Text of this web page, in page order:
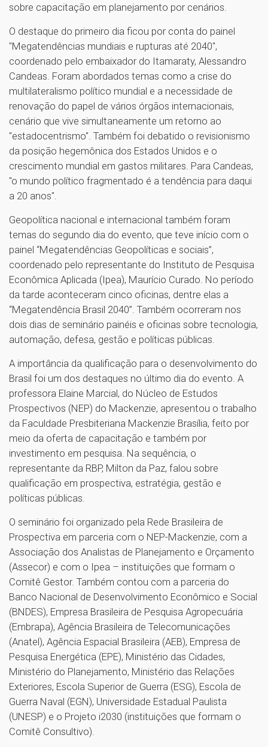
sobre capacitação em planejamento por cenários.
O destaque do primeiro dia ficou por conta do painel
"Megatendências mundiais e rupturas até 2040",
coordenado pelo embaixador do Itamaraty, Alessandro
Candeas. Foram abordados temas como a crise do
multilateralismo político mundial e a necessidade de
renovação do papel de vários órgãos internacionais,
cenário que vive simultaneamente um retorno ao
"estadocentrismo". Também foi debatido o revisionismo
da posição hegemônica dos Estados Unidos e o
crescimento mundial em gastos militares. Para Candeas,
"o mundo político fragmentado é a tendência para daqui
a 20 anos".
Geopolítica nacional e internacional também foram
temas do segundo dia do evento, que teve início com o
painel “Megatendências Geopolíticas e sociais”,
coordenado pelo representante do Instituto de Pesquisa
Econômica Aplicada (Ipea), Maurício Curado. No período
da tarde aconteceram cinco oficinas, dentre elas a
“Megatendência Brasil 2040”. Também ocorreram nos
dois dias de seminário painéis e oficinas sobre tecnologia,
automação, defesa, gestão e políticas públicas.
A importância da qualificação para o desenvolvimento do
Brasil foi um dos destaques no último dia do evento. A
professora Elaine Marcial, do Núcleo de Estudos
Prospectivos (NEP) do Mackenzie, apresentou o trabalho
da Faculdade Presbiteriana Mackenzie Brasília, feito por
meio da oferta de capacitação e também por
investimento em pesquisa. Na sequência, o
representante da RBP, Milton da Paz, falou sobre
qualificação em prospectiva, estratégia, gestão e
políticas públicas.
O seminário foi organizado pela Rede Brasileira de
Prospectiva em parceria com o NEP-Mackenzie, com a
Associação dos Analistas de Planejamento e Orçamento
(Assecor) e com o Ipea – instituições que formam o
Comitê Gestor. Também contou com a parceria do
Banco Nacional de Desenvolvimento Econômico e Social
(BNDES), Empresa Brasileira de Pesquisa Agropecuária
(Embrapa), Agência Brasileira de Telecomunicações
(Anatel), Agência Espacial Brasileira (AEB), Empresa de
Pesquisa Energética (EPE), Ministério das Cidades,
Ministério do Planejamento, Ministério das Relações
Exteriores, Escola Superior de Guerra (ESG), Escola de
Guerra Naval (EGN), Universidade Estadual Paulista
(UNESP) e o Projeto i2030 (instituições que formam o
Comitê Consultivo).